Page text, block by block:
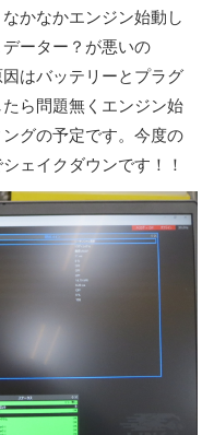
かなかエンジン始動し
ーター？が悪いの
はバッテリーとプラグ
ら問題無くエンジン始
グの予定です。今度の
ェイクダウンです！！